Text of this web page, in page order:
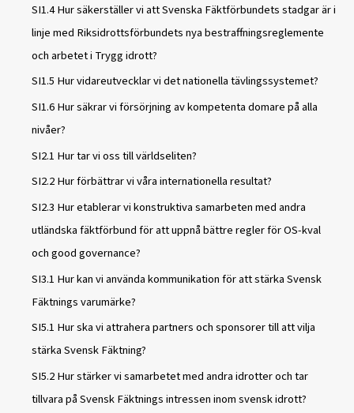
SI1.4 Hur säkerställer vi att Svenska Fäktförbundets stadgar är i
linje med Riksidrottsförbundets nya bestraffningsreglemente
och arbetet i Trygg idrott?
SI1.5 Hur vidareutvecklar vi det nationella tävlingssystemet?
SI1.6 Hur säkrar vi försörjning av kompetenta domare på alla
nivåer?
SI2.1 Hur tar vi oss till världseliten?
SI2.2 Hur förbättrar vi våra internationella resultat?
SI2.3 Hur etablerar vi konstruktiva samarbeten med andra
utländska fäktförbund för att uppnå bättre regler för OS-kval
och good governance?
SI3.1 Hur kan vi använda kommunikation för att stärka Svensk
Fäktnings varumärke?
SI5.1 Hur ska vi attrahera partners och sponsorer till att vilja
stärka Svensk Fäktning?
SI5.2 Hur stärker vi samarbetet med andra idrotter och tar
tillvara på Svensk Fäktnings intressen inom svensk idrott?